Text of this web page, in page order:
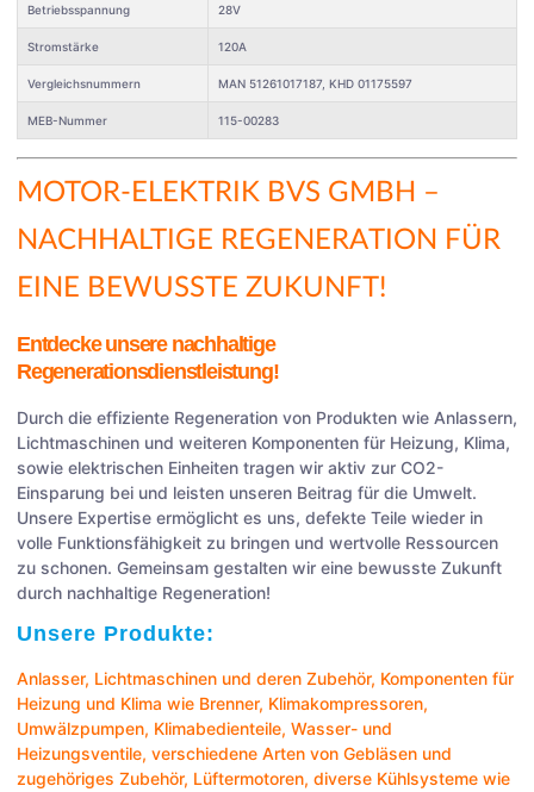
Betriebsspannung 28V
Stromstärke 120A
Vergleichsnummern MAN 51261017187, KHD 01175597
MEB-Nummer 115-00283
MOTOR-ELEKTRIK BVS GMBH –
NACHHALTIGE REGENERATION FÜR
EINE BEWUSSTE ZUKUNFT!
Entdecke unsere nachhaltige
Regenerationsdienstleistung!
Durch die effiziente Regeneration von Produkten wie Anlassern,
Lichtmaschinen und weiteren Komponenten für Heizung, Klima,
sowie elektrischen Einheiten tragen wir aktiv zur CO2-
Einsparung bei und leisten unseren Beitrag für die Umwelt.
Unsere Expertise ermöglicht es uns, defekte Teile wieder in
volle Funktionsfähigkeit zu bringen und wertvolle Ressourcen
zu schonen. Gemeinsam gestalten wir eine bewusste Zukunft
durch nachhaltige Regeneration!
Unsere Produkte:
Anlasser, Lichtmaschinen und deren Zubehör, Komponenten für
Heizung und Klima wie Brenner, Klimakompressoren,
Umwälzpumpen, Klimabedienteile, Wasser- und
Heizungsventile, verschiedene Arten von Gebläsen und
zugehöriges Zubehör, Lüftermotoren, diverse Kühlsysteme wie